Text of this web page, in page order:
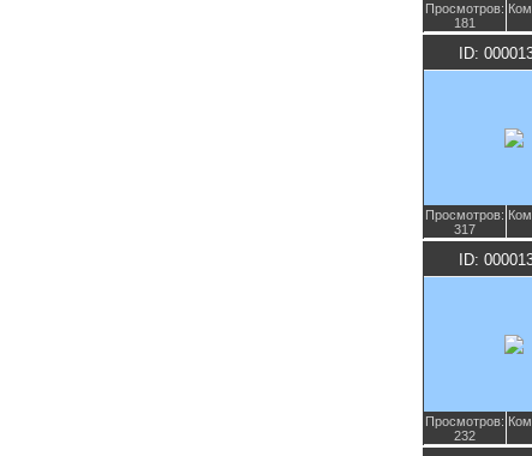
Просмотров:
181
ID:
Просмотров:
317
ID:
Просмотров:
232